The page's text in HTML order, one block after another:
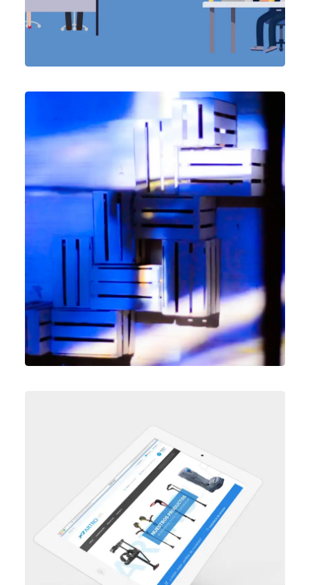
Vídeo & Post Producción,Fotografía
Diseño Web